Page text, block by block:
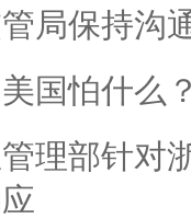
局保持沟
国怕什么
理部针对